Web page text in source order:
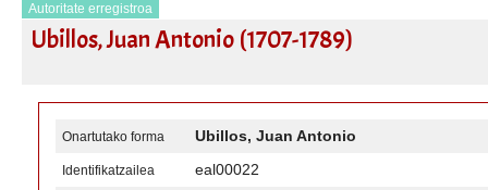
Autoritate erregistroa
Ubillos, Juan Antonio (1707-1789)
Onartutako forma Ubillos, Juan Antonio
Identifikatzailea eal00022